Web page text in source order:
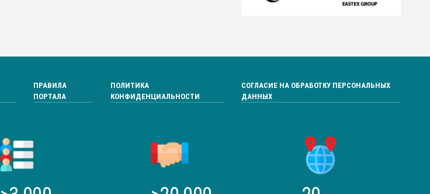
ПРАВИЛА
ПОРТАЛА
ПОЛИТИКА
КОНФИДЕНЦИАЛЬНОСТИ
СОГЛАСИЕ НА ОБРАБОТКУ ПЕРСОНАЛЬНЫХ
ДАННЫХ